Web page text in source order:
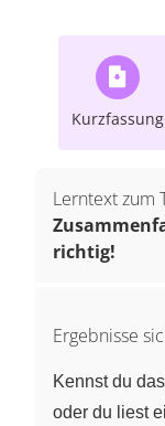
Kurzfassung
Lerntext zum
richtig!
Ergebnisse
Kennst du
oder du liest